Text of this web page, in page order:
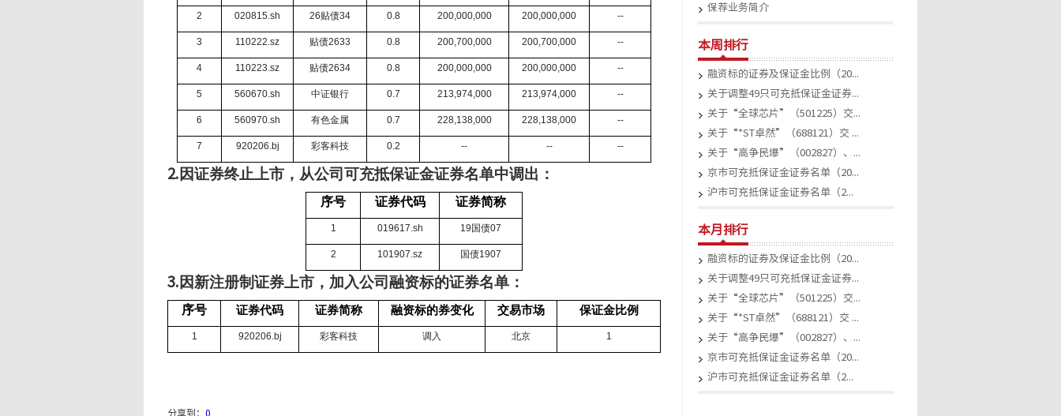
2 020815.sh 26贴债34 0.8 200,000,000 200,000,000 --
3 110222.sz 贴债2633 0.8 200,700,000 200,700,000 --
4 110223.sz 贴债2634 0.8 200,000,000 200,000,000 --
5 560670.sh 中证银行 0.7 213,974,000 213,974,000 --
6 560970.sh 有色金属 0.7 228,138,000 228,138,000 --
7 920206.bj 彩客科技 0.2 -- -- --
2. 因证券终止上市，从公司可充抵保证金证券名单中调出：
序号 证券代码 证券简称
1 019617.sh 19 国债07
2 101907.sz 国债1907
3. 因新注册制证券上市，加入公司融资标的证券名单：
序号 证券代码 证券简称 融资标的券变化 交易市场 保证金比例
1 920206.bj 彩客科技 调入 北京 1
分享到： 0
保荐业务简介
本周排行
融资标的证券及保证金比例（20...
关于调整49只可充抵保证金证券...
关于“全球芯片”（501225）交...
关于“*ST卓然”（688121）交 ...
关于“高争民爆”（002827）、...
京市可充抵保证金证券名单（20...
沪市可充抵保证金证券名单（2...
本月排行
融资标的证券及保证金比例（20...
关于调整49只可充抵保证金证券...
关于“全球芯片”（501225）交...
关于“*ST卓然”（688121）交 ...
关于“高争民爆”（002827）、...
京市可充抵保证金证券名单（20...
沪市可充抵保证金证券名单（2...